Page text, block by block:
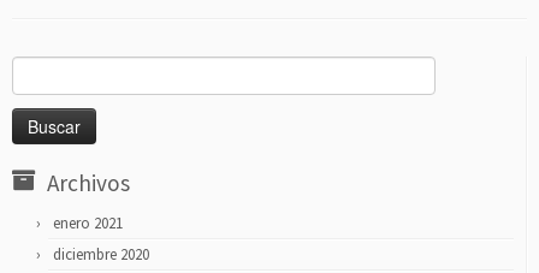
Archivos
enero 2021
diciembre 2020